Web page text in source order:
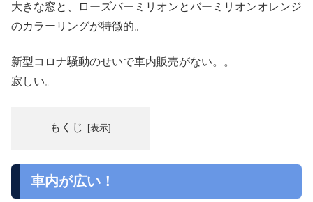
大きな窓と、ローズバーミリオンとバーミリオンオレンジ
のカラーリングが特徴的。
新型コロナ騒動のせいで車内販売がない。。
寂しい。
もくじ
車内が広い！